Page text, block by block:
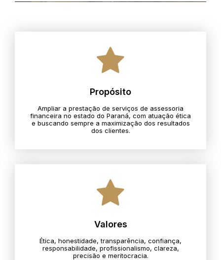
Propósito
Ampliar a prestação de serviços de assessoria
financeira no estado do Paraná, com atuação ética
e buscando sempre a maximização dos resultados
dos clientes.
Valores
Ética, honestidade, transparência, confiança,
responsabilidade, profissionalismo, clareza,
precisão e meritocracia.​